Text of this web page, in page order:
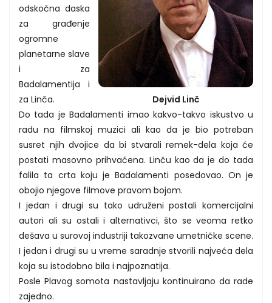
Dejvid Linč
odskočna daska
za građenje
ogromne
planetarne slave
i za
Badalamentija i
za Linča.
Do tada je Badalamenti imao kakvo-takvo iskustvo u
radu na filmskoj muzici ali kao da je bio potreban
susret njih dvojice da bi stvarali remek-dela koja će
postati masovno prihvaćena. Linču kao da je do tada
falila ta crta koju je Badalamenti posedovao. On je
obojio njegove filmove pravom bojom.
I jedan i drugi su tako udruženi postali komercijalni
autori ali su ostali i alternativci, što se veoma retko
dešava u surovoj industriji takozvane umetničke scene.
I jedan i drugi su u vreme saradnje stvorili najveća dela
koja su istodobno bila i najpoznatija.
Posle Plavog somota nastavljaju kontinuirano da rade
zajedno.